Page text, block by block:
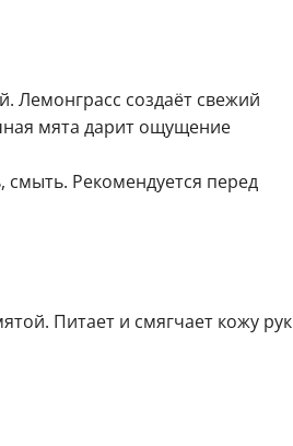
Лемонграсс создаёт свежий
мята дарит ощущение
Рекомендуется перед
Питает и смягчает кожу рук